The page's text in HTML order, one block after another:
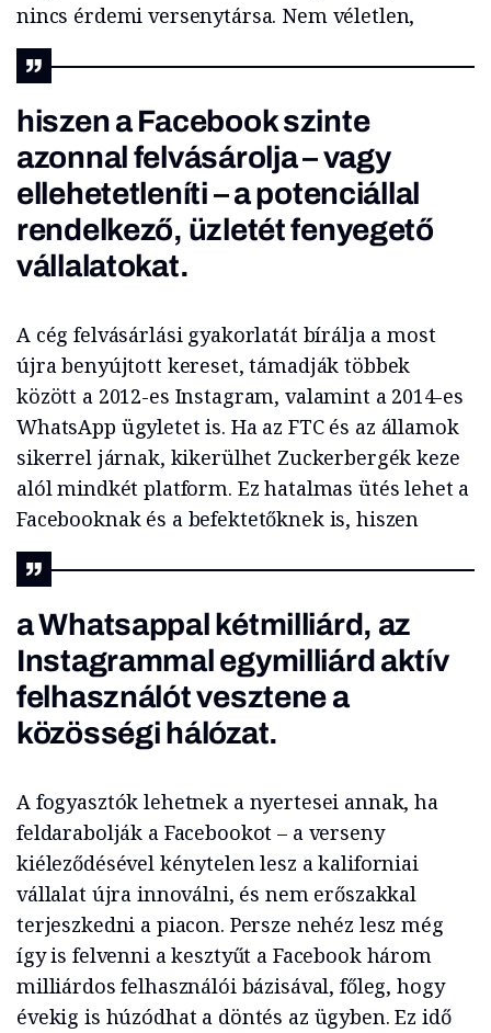
nincs érdemi versenytársa. Nem véletlen,
hiszen a Facebook szinte
azonnal felvásárolja – vagy
ellehetetleníti – a potenciállal
rendelkező, üzletét fenyegető
vállalatokat.
A cég felvásárlási gyakorlatát bírálja a most
újra benyújtott kereset, támadják többek
között a 2012-es Instagram, valamint a 2014-es
WhatsApp ügyletet is. Ha az FTC és az államok
sikerrel járnak, kikerülhet Zuckerbergék keze
alól mindkét platform. Ez hatalmas ütés lehet a
Facebooknak és a befektetőknek is, hiszen
a Whatsappal kétmilliárd, az
Instagrammal egymilliárd aktív
felhasználót vesztene a
közösségi hálózat.
A fogyasztók lehetnek a nyertesei annak, ha
feldarabolják a Facebookot – a verseny
kiéleződésével kénytelen lesz a kaliforniai
vállalat újra innoválni, és nem erőszakkal
terjeszkedni a piacon. Persze nehéz lesz még
így is felvenni a kesztyűt a Facebook három
milliárdos felhasználói bázisával, főleg, hogy
évekig is húzódhat a döntés az ügyben. Ez idő